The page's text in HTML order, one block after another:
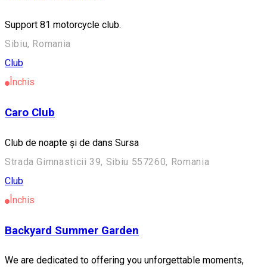
Support 81 motorcycle club.
Sibiu, Romania
Club
Închis
Caro Club
Club de noapte şi de dans Sursa
Strada Gimnasticii 39, Sibiu 557260, Romania
Club
Închis
Backyard Summer Garden
We are dedicated to offering you unforgettable moments,